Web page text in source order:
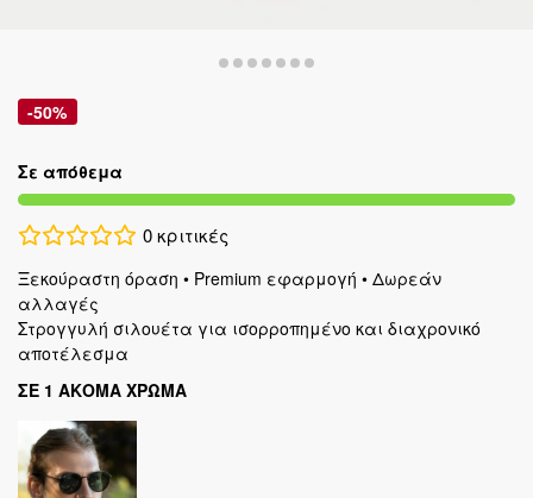
-50%
Σε απόθεμα
0κριτικές
Ξεκούραστη όραση • Premium εφαρμογή • Δωρεάν
αλλαγές
Στρογγυλή σιλουέτα για ισορροπημένο και διαχρονικό
αποτέλεσμα
ΣΕ 1 ΑΚΟΜΑ ΧΡΩΜΑ